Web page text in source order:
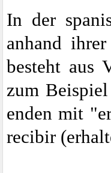
In der
anhand
besteht aus
zum
enden mit
recibir